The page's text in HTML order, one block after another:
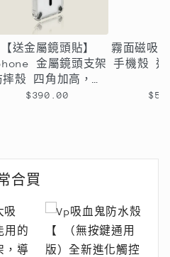
【送金屬鏡頭貼】
金屬鏡頭支架
摔殼 四角加高，氣
囊設計 六色可選
$390.00
霧面磁吸
手機殼
合買